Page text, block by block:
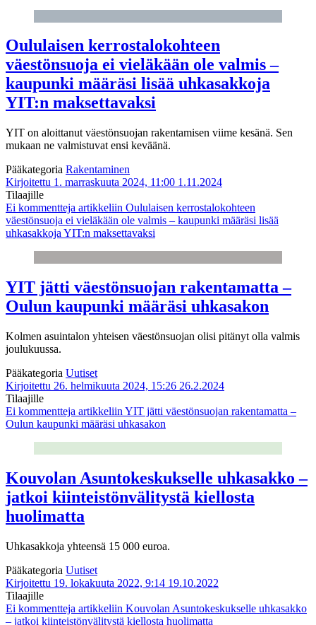
Oululaisen kerrostalokohteen
väestönsuoja ei vieläkään ole valmis –
kaupunki määräsi lisää uhkasakkoja
YIT:n maksettavaksi
YIT on aloittanut väestönsuojan rakentamisen viime kesänä. Sen
mukaan ne valmistuvat ensi keväänä.
Pääkategoria Rakentaminen
Kirjoitettu 1. marraskuuta 2024, 11:00 1.11.2024
Tilaajille
Ei kommentteja artikkeliin Oululaisen kerrostalokohteen
väestönsuoja ei vieläkään ole valmis – kaupunki määräsi lisää
uhkasakkoja YIT:n maksettavaksi
YIT jätti väestönsuojan rakentamatta –
Oulun kaupunki määräsi uhkasakon
Kolmen asuintalon yhteisen väestönsuojan olisi pitänyt olla valmis
joulukuussa.
Pääkategoria Uutiset
Kirjoitettu 26. helmikuuta 2024, 15:26 26.2.2024
Tilaajille
Ei kommentteja artikkeliin YIT jätti väestönsuojan rakentamatta –
Oulun kaupunki määräsi uhkasakon
Kouvolan Asuntokeskukselle uhkasakko –
jatkoi kiinteistönvälitystä kiellosta
huolimatta
Uhkasakkoja yhteensä 15 000 euroa.
Pääkategoria Uutiset
Kirjoitettu 19. lokakuuta 2022, 9:14 19.10.2022
Tilaajille
Ei kommentteja artikkeliin Kouvolan Asuntokeskukselle uhkasakko
– jatkoi kiinteistönvälitystä kiellosta huolimatta